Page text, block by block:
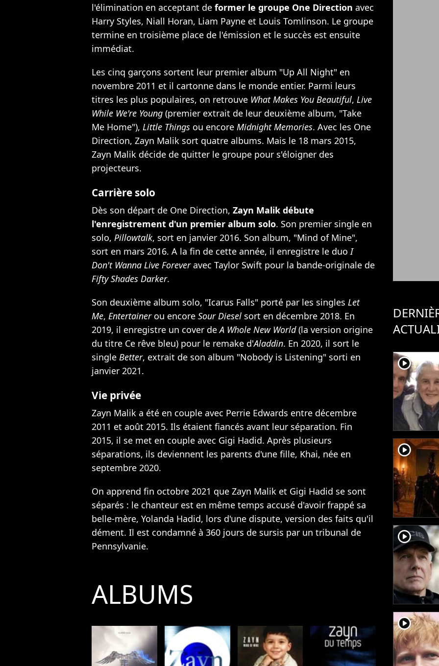
l'élimination en acceptant de former le groupe One Direction avec
Harry Styles, Niall Horan, Liam Payne et Louis Tomlinson. Le groupe
termine en troisième place de l'émission et le succès est ensuite
immédiat.
Les cinq garçons sortent leur premier album "Up All Night" en
novembre 2011 et il cartonne dans le monde entier. Parmi leurs
titres les plus populaires, on retrouve What Makes You Beautiful, Live
While We're Young (premier extrait de leur deuxième album, "Take
Me Home"), Little Things ou encore Midnight Memories. Avec les One
Direction, Zayn Malik sort quatre albums. Mais le 18 mars 2015,
Zayn Malik décide de quitter le groupe pour s'éloigner des
projecteurs.
Carrière solo
Dès son départ de One Direction, Zayn Malik débute
l'enregistrement d'un premier album solo. Son premier single en
solo, Pillowtalk, sort en janvier 2016. Son album, "Mind of Mine",
sort en mars 2016. A la fin de cette année, il enregistre le duoI
Don't Wanna Live Foreveravec Taylor Swift pour la bande-originale de
Fifty Shades Darker.
Son deuxième album solo, "Icarus Falls" porté par les singles Let
Me, Entertainerou encore Sour Diesel sort en décembre 2018. En
2019, il enregistre un cover deA Whole New World(la version origine
du titre Ce rêve bleu) pour le remake d'Aladdin. En 2020, il sort le
single Better, extrait de son album "Nobody is Listening" sorti en
janvier 2021.
Vie privée
Zayn Malik a été en couple avec Perrie Edwards entre décembre
2011 et août 2015. Ils étaient fiancés avant leur séparation. Fin
2015, il se met en couple avec Gigi Hadid. Après plusieurs
séparations, ils deviennent les parents d'une fille, Khai, née en
septembre 2020.
On apprend fin octobre 2021 que Zayn Malik et Gigi Hadid se sont
séparés : le chanteur est en même temps accusé d'avoir frappé sa
belle-mère, Yolanda Hadid, lors d'une dispute, version des faits qu'il
dément. Il est condamné à 360 jours de sursis par un tribunal de
Pennsylvanie.
ALBUMS
player2
player2
player2
player2